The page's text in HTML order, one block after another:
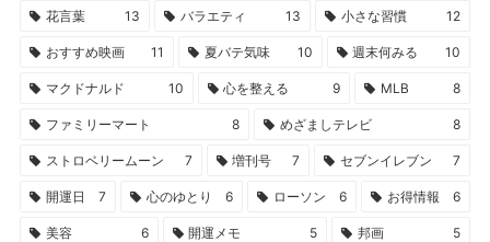
花言葉 13 バラエティ 13 小さな習慣 12
おすすめ映画 11 夏バテ気味 10 週末何みる 10
マクドナルド 10 心を整える 9 MLB 8
ファミリーマート 8 めざましテレビ 8
ストロベリームーン 7 増刊号 7 セブンイレブン 7
開運日 7 心のゆとり 6 ローソン 6 お得情報 6
美容 6 開運メモ 5 邦画 5